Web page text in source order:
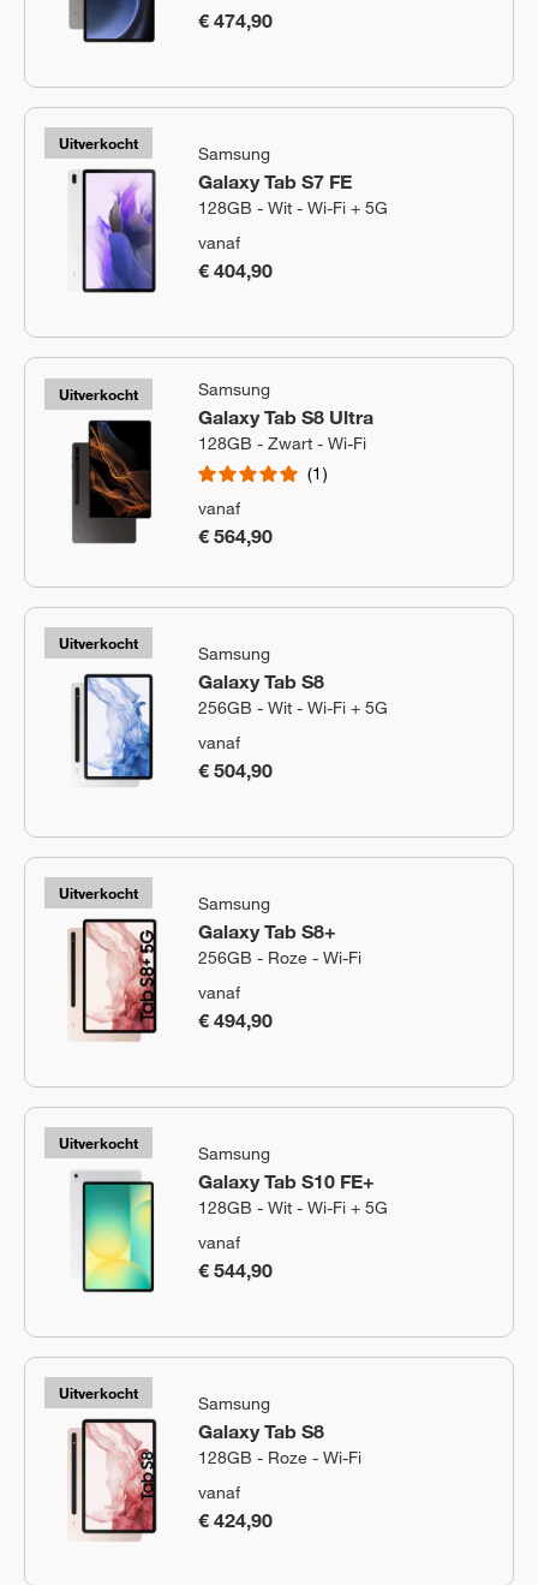
€ 474,90
Uitverkocht Samsung
Galaxy Tab S7 FE
128GB - Wit - Wi-Fi + 5G
vanaf
€ 404,90
Uitverkocht Samsung
Galaxy Tab S8 Ultra
128GB - Zwart - Wi-Fi
1
vanaf
€ 564,90
Uitverkocht Samsung
Galaxy Tab S8
256GB - Wit - Wi-Fi + 5G
vanaf
€ 504,90
Uitverkocht Samsung
Galaxy Tab S8+
256GB - Roze - Wi-Fi
vanaf
€ 494,90
Uitverkocht Samsung
Galaxy Tab S10 FE+
128GB - Wit - Wi-Fi + 5G
vanaf
€ 544,90
Uitverkocht Samsung
Galaxy Tab S8
128GB - Roze - Wi-Fi
vanaf
€ 424,90